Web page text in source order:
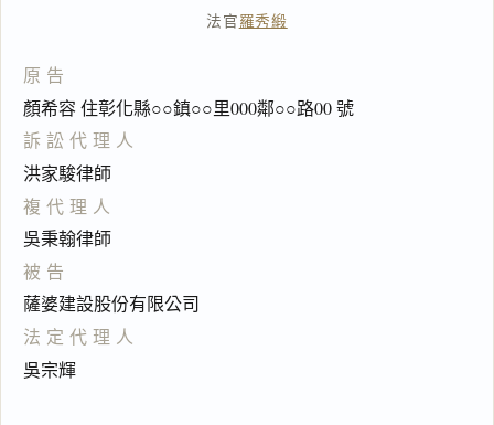
法官羅秀緞
原告
顏希容 住彰化縣○○鎮○○里000鄰○○路00 號
訴訟代理人
洪家駿律師
複代理人
吳秉翰律師
被告
薩婆建設股份有限公司
法定代理人
吳宗輝